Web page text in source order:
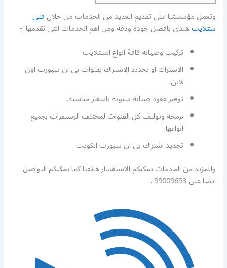
وتعمل مؤسستنا على تقديم العديد من الخدمات من خلالفني
ستلايتهندي بافضل جودة ودقة ومن اهم الخدمات التي نقدمها :-
تركيب وصيانة كافة انواع الستلايت.
الاشتراك او تجديد الاشتراك بقنوات بي ان سبورت اون
لاين.
توفير عقود صيانة سنوية باسعار مناسبة.
برمجة وتوليف كل القنوات لمختلف الرسيفرات بجميع
انواعها.
تجديد اشتراك بي ان سبورت الكويت.
وللمزيد من الخدمات يمكنكم الاستفسار هاتفيا كما يمكنكم التواصل
ايضا على 99009693 .